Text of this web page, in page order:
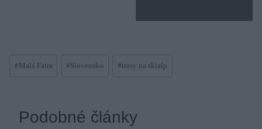
#Malá Fatra #Slovensko #trasy na skialp
Podobné články